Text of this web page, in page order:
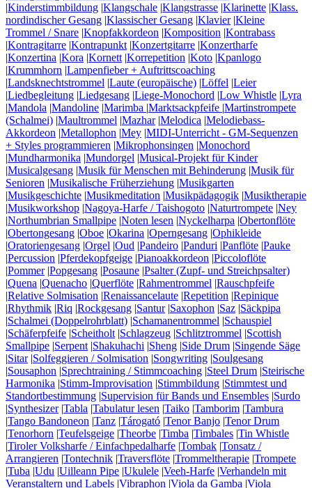
|Kinderstimmbildung |Klangschale |Klangstrasse |Klarinette |Klass.
nordindischer Gesang |Klassischer Gesang |Klavier|Kleine
Trommel / Snare |Knopfakkordeon |Komposition |Kontrabass
|Kontragitarre |Kontrapunkt|Konzertgitarre |Konzertharfe
|Konzertina |Kora |Kornett|Korrepetition |Koto |Kpanlogo
|Krummhorn |Lampenfieber + Auftrittscoaching
|Landsknechtstrommel |Laute (europäische) |Löffel |Leier
|Liedbegleitung |Liedgesang |Liege-Monochord |Low Whistle |Lyra
|Mandola |Mandoline |Marimba |Marktsackpfeife |Martinstrompete
(Schalmei) |Maultrommel |Mazhar|Melodica |Melodiebass-
Akkordeon |Metallophon |Mey |MIDI-Unterricht - GM-Sequenzen
+ Styles programmieren |Mikrophonsingen |Monochord
|Mundharmonika |Mundorgel |Musical-Projekt für Kinder
|Musicalgesang |Musik für Menschen mit Behinderung |Musik für
Senioren |Musikalische Früherziehung |Musikgarten
|Musikgeschichte |Musikmeditation |Musikpädagogik |Musiktherapie
|Musikworkshop |Nagoya-Harfe / Taishogoto |Naturtrompete |Ney
|Northumbrian Smallpipe |Noten lesen |Nyckelharpa |Obertonflöte
|Obertongesang |Oboe |Okarina |Operngesang |Ophikleide
|Oratoriengesang |Orgel |Oud |Pandeiro |Panduri |Panflöte |Pauke
|Percussion |Pferdekopfgeige |Pianoakkordeon |Piccoloflöte
|Pommer|Popgesang |Posaune |Psalter (Zupf- und Streichpsalter)
|Quena |Quenacho |Querflöte |Rahmentrommel |Rauschpfeife
|Relative Solmisation |Renaissancelaute |Repetition |Repinique
|Rhythmik |Riq |Rockgesang |Santur|Saxophon |Saz |Säckpipa
|Schalmei (Doppelrohrblatt) |Schamanentrommel |Schauspiel
|Schäferpfeife |Scheitholt|Schlagzeug |Schlitztrommel |Scottish
Smallpipe |Serpent|Shakuhachi |Sheng |Side Drum |Singende Säge
|Sitar|Solfeggieren / Solmisation |Songwriting |Soulgesang
|Sousaphon |Sprechtraining / Stimmcoaching |Steel Drum |Steirische
Harmonika |Stimm-Improvisation |Stimmbildung |Stimmtest und
Standortbestimmung |Supervision für Bands und Ensembles |Surdo
|Synthesizer|Tabla |Tabulatur lesen |Taiko |Tamborim |Tambura
|Tango Bandoneon |Tanz |Tárogató |Tenor Banjo |Tenor Drum
|Tenorhorn |Teufelsgeige |Theorbe |Timba |Timbales |Tin Whistle
|Tiroler Volksharfe / Einfachpedalharfe |Tombak |Tonsatz /
Arrangieren |Tontechnik |Traversflöte |Trommeltherapie |Trompete
|Tuba |Udu |Uilleann Pipe |Ukulele |Veeh-Harfe |Verhandeln mit
Veranstaltern und Labels |Vibraphon |Viola da Gamba |Viola